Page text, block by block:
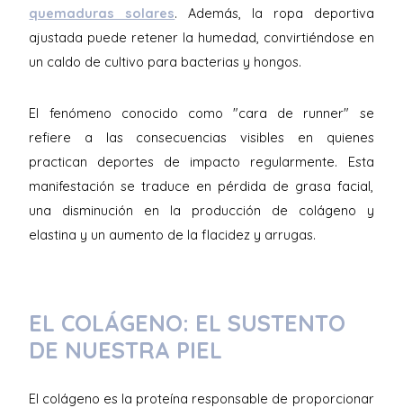
quemaduras solares. Además, la ropa deportiva
ajustada puede retener la humedad, convirtiéndose en
un caldo de cultivo para bacterias y hongos.
El fenómeno conocido como "cara de runner" se
refiere a las consecuencias visibles en quienes
practican deportes de impacto regularmente. Esta
manifestación se traduce en pérdida de grasa facial,
una disminución en la producción de colágeno y
elastina y un aumento de la flacidez y arrugas.
EL COLÁGENO: EL SUSTENTO
DE NUESTRA PIEL
El colágeno es la proteína responsable de proporcionar